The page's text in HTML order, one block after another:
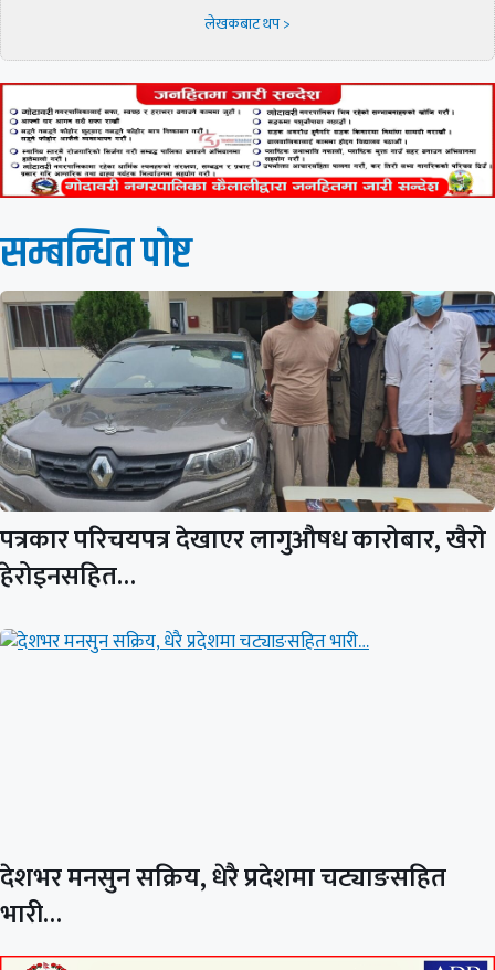
लेखकबाट थप >
सम्बन्धित पाेष्ट
पत्रकार परिचयपत्र देखाएर लागुऔषध कारोबार, खैरो
हेरोइनसहित…
देशभर मनसुन सक्रिय, धेरै प्रदेशमा चट्याङसहित
भारी…